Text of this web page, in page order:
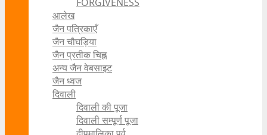
आलेख
जैन पत्रिकाएँ
जैन चौघड़िया
जैन प्रतीक चिह्न
अन्य जैन वेबसाइट
जैन ध्वज
दिवाली
दिवाली की पूजा
दिवाली सम्पूर्ण पूजा